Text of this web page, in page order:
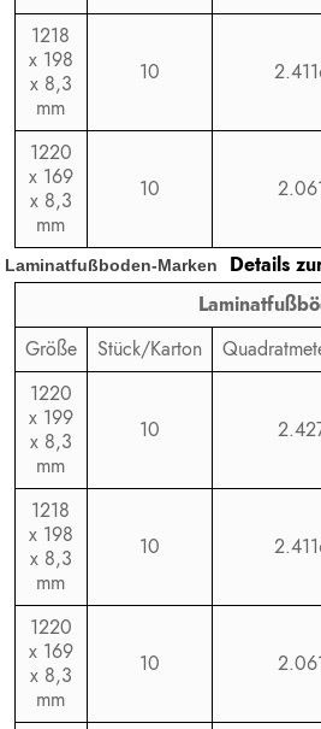
1218
x 198
x 8,3
mm
10
1220
x 169
x 8,3
mm
10
Laminatfußboden-Marken
Details
Größe
Stück/Karton
1220
x 199
x 8,3
mm
10
1218
x 198
x 8,3
mm
10
1220
x 169
x 8,3
mm
10